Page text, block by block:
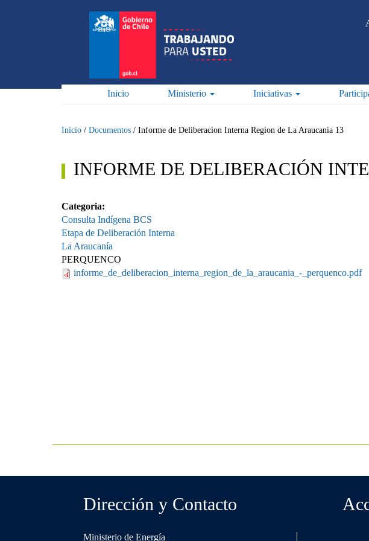
Inicio Ministerio Iniciativas
Inicio / Documentos / Informe de Deliberacion Interna Region de La Araucania 13
INFORME DE DELIBERACIÓN
Categoria:
Consulta Indígena BCS
Etapa de Deliberación Interna
La Araucanía
PERQUENCO
informe_de_deliberacion_interna_region_de_la_araucania_-_perquenco.pdf
Dirección y Contacto
Ministerio de Energía